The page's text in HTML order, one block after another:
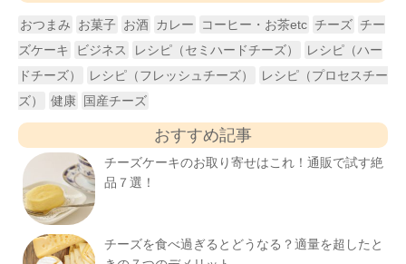
おつまみ お菓子 お酒 カレー コーヒー・お茶etc チーズ チー
ズケーキ
ビジネス レシピ（セミハードチーズ）
レシピ（ハー
ドチーズ）
レシピ（フレッシュチーズ）
レシピ（プロセスチー
ズ）
健康 国産チーズ
おすすめ記事
チーズケーキのお取り寄せはこれ！通販で試す絶
品７選！
チーズを食べ過ぎるとどうなる？適量を超したと